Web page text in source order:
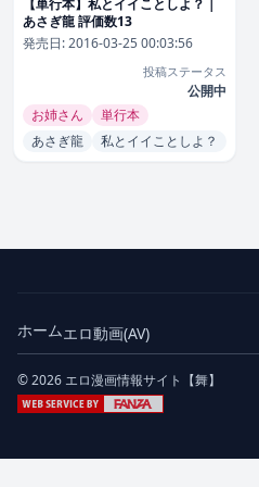
あさぎ龍 評価数13
発売日:2016-03-25 00:03:56
投稿ステータス
公開中
お姉さん
単行本
あさぎ龍
私とイイことしよ？
ホームエロ動画(AV)
© 2026 エロ漫画情報サイト【舞】